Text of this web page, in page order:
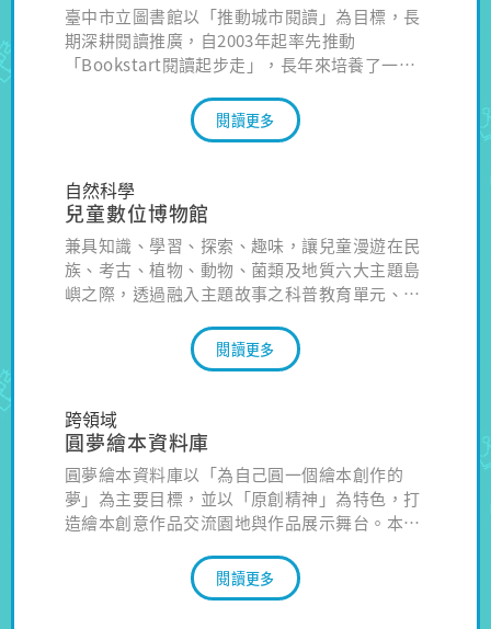
臺中市立圖書館以「推動城市閱讀」為目標，長
期深耕閱讀推廣，自2003年起率先推動
「Bookstart閱讀起步走」，長年來培養了一群
團，例如總館意啟故事劇團、大雅分館小猴子劇
團、大里分館小鯨魚劇團、、南屯分館魔法故事
show show劇團、潭子分館荳荳劇團等、豐原分
館、 太平分館故事劇團、北區分館故事劇團等共
11團。
閱讀更多
自然科學
兒童數位博物館
兼具知識、學習、探索、趣味，讓兒童漫遊在民
族、考古、植物、動物、菌類及地質六大主題島
嶼之際，透過融入主題故事之科普教育單元、網
孩子輕鬆享受主動探索、多元學習的樂趣！
閱讀更多
跨領域
圓夢繪本資料庫
圓夢繪本資料庫以「為自己圓一個繪本創作的
夢」為主要目標，並以「原創精神」為特色，打
造繪本創意作品交流園地與作品展示舞台。本資
音的功能選項，可依需要自選親子共讀資源模
式。同時標註適讀年齡並收錄相關教學資源（如
閱讀更多